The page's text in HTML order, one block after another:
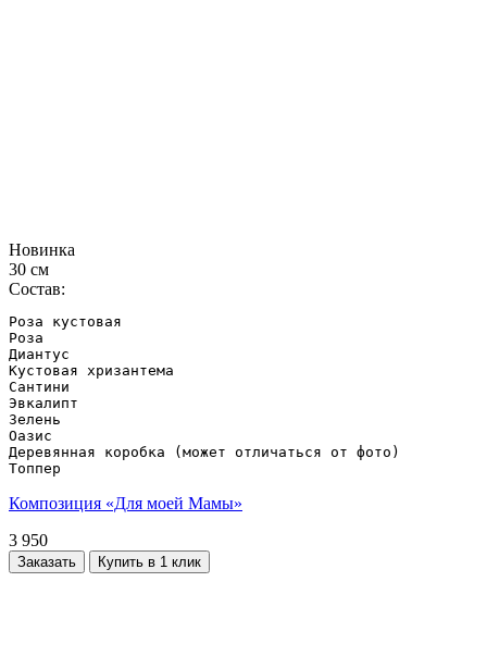
Новинка
30 см
Состав:
Роза кустовая
Роза
Диантус
Кустовая хризантема
Сантини
Эвкалипт
Зелень
Оазис
Деревянная коробка (может отличаться от фото)
Топпер
Композиция «Для моей Мамы»
3 950
Заказать Купить в 1 клик